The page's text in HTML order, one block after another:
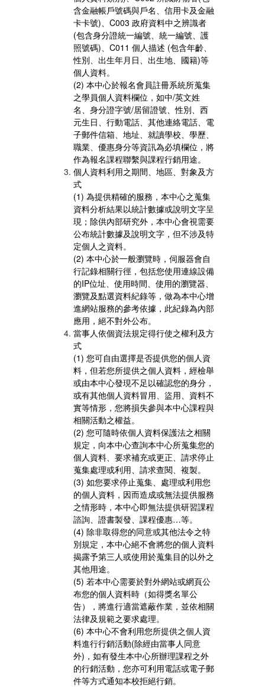
含金融帳戶號碼與戶名、信用卡及金融
卡卡號)、C003 政府資料中之辨識者
(包含身分證統一編號、統一編號、護
照號碼)、C011 個人描述 (包含年齡、
性別、出生年月日、出生地、國籍)等
個人資料。
(2) 本中心於報名會員註冊系統所蒐集
之學員個人資料欄位，如中/英文姓
名、身分證字號/居留證號、性別、西
元生日、行動電話、其他連絡電話、電
子郵件信箱、地址、就讀學校、學歷、
職業、優惠身分等資訊為必填欄位，將
作為報名課程聯繫與課程行銷用途。
個人資料利用之期間、地區、對象及方
式
(1) 為提供精確的服務，本中心之蒐集
資料分析結果以統計數據或說明文字呈
現；除供內部研究外，本中心會視需要
公布統計數據及說明文字，但不涉及特
定個人之資料。
(2) 本中心於一般瀏覽時，伺服器會自
行記錄相關行徑，包括您使用連線設備
的IP位址、使用時間、使用的瀏覽器、
瀏覽及點選資料紀錄等，做為本中心增
進網站服務的參考依據，此紀錄為內部
應用，絕不對外公布。
當事人依個資法規定得行使之權利及方
式
(1) 您可自由選擇是否提供您的個人資
料，但若您所提供之個人資料，經檢舉
或由本中心發現不足以確認您的身分，
或有其他個人資料冒用、盜用、資料不
實等情形，您將損失參與本中心課程與
相關活動之權益。
(2) 您可隨時依個人資料保護法之相關
規定，向本中心查詢本中心所蒐集您的
個人資料、要求補充或更正、請求停止
蒐集處理或利用、請求查閱、複製。
(3) 如您要求停止蒐集、處理或利用您
的個人資料，因而造成或無法提供服務
之情形時，本中心即無法提供研習課程
諮詢、證書製發、課程優惠…等。
(4) 除非取得您的同意或其他法令之特
別規定，本中心絕不會將您的個人資料
揭露予第三人或使用於蒐集目的以外之
其他用途。
(5) 若本中心需要於對外網站或網頁公
布您的個人資料時（如得獎名單公
告），將進行適當遮蔽作業，並依相關
法律及規範之要求處理。
(6) 本中心不會利用您所提供之個人資
料進行行銷活動(除經由當事人同意
外)，如有發生本中心所辦理課程之外
的行銷活動，您亦可利用電話或電子郵
件等方式通知本校拒絕行銷。